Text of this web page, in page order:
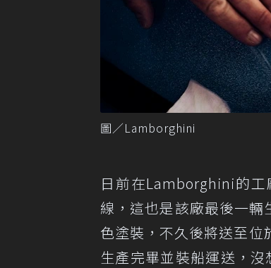
圖／Lamborghini
日前在Lamborghini的
線，這也是該廠最後一
色塗裝，不久後將送至
生產完畢並裝船運送，